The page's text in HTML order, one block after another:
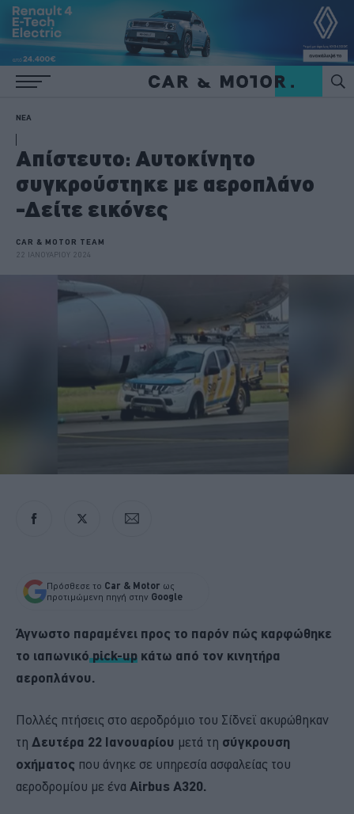
ΝΕΑ
Απίστευτο: Αυτοκίνητο
συγκρούστηκε με αεροπλάνο
-Δείτε εικόνες
CAR & MOTOR TEAM
22 ΙΑΝΟΥΑΡΙΟΥ 2024
Πρόσθεσε το Car & Motor ως
προτιμώμενη πηγή στην Google
Άγνωστο παραμένει προς το παρόν πώς καρφώθηκε
το ιαπωνικόpick-up κάτω από τον κινητήρα
αεροπλάνου.
Πολλές πτήσεις στο αεροδρόμιο του Σίδνεϊ ακυρώθηκαν
τη Δευτέρα 22 Ιανουαρίου μετά τη σύγκρουση
οχήματος που άνηκε σε υπηρεσία ασφαλείας του
αεροδρομίου με ένα Airbus A320.